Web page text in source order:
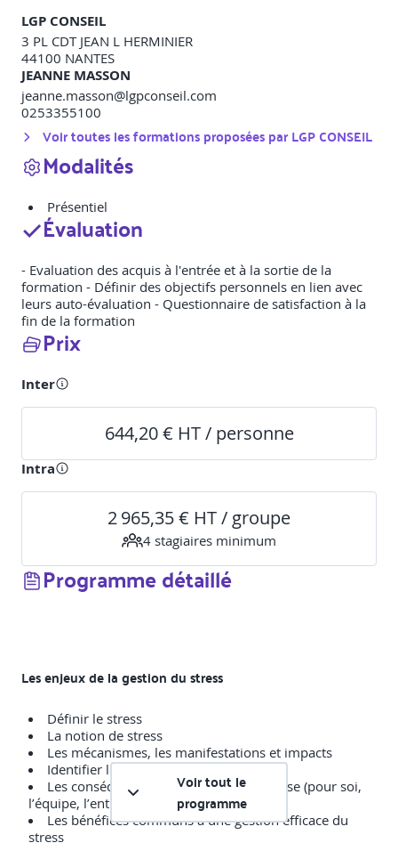
LGP CONSEIL
3 PL CDT JEAN L HERMINIER
44100 NANTES
JEANNE MASSON
jeanne.masson@lgpconseil.com
0253355100
Voir toutes les formations proposées parLGP CONSEIL
Modalités
Présentiel
Évaluation
- Evaluation des acquis à l'entrée et à la sortie de la
formation - Définir des objectifs personnels en lien avec
leurs auto-évaluation - Questionnaire de satisfaction à la
fin de la formation
Prix
Inter
644,20 € HT / personne
Intra
2 965,35 € HT / groupe
4 stagiaires minimum
Programme détaillé
Les enjeux de la gestion du stress
Définir le stress
La notion de stress
Les mécanismes, les manifestations et impacts
Identifier les enjeux à gérer son stress
Les conséquences du stress en entreprise (pour soi,
l’équipe, l’entreprise)
Les bénéfices communs à une gestion efficace du
stress
Voir tout le
programme